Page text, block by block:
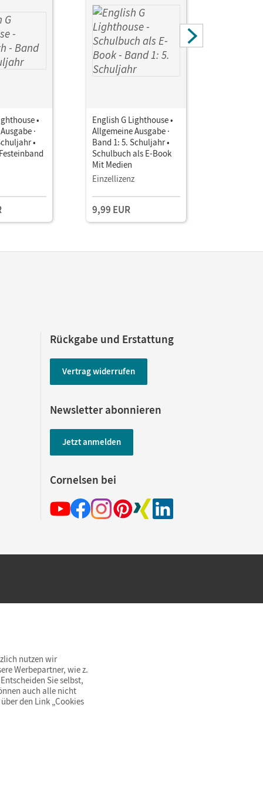
•
·
•
English G Lighthouse •
Allgemeine Ausgabe ·
Band 1: 5. Schuljahr •
Schulbuch als E-Book
Mit Medien
Einzellizenz
9,99 EUR
Rückgabe und Erstattung
Vertrag widerrufen
Newsletter abonnieren
Jetzt anmelden
Cornelsen bei
innerhalb Deutschlands
nutzen wir
Werbepartner, wie z.
Sie selbst,
auch alle nicht
den Link „Cookies